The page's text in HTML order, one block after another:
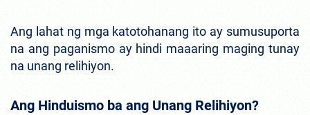
Ang lahat ng mga katotohanang ito ay sumusuporta
na ang paganismo ay hindi maaaring maging tunay
na unang relihiyon.
Ang Hinduismo ba ang Unang Relihiyon?